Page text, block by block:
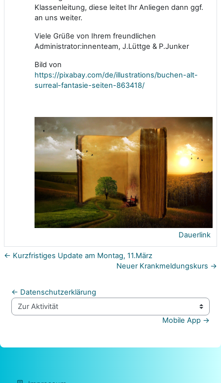
Klassenleitung, diese leitet Ihr Anliegen dann ggf.
an uns weiter.
Viele Grüße von Ihrem freundlichen
Administrator:innenteam, J.Lüttge & P.Junker
Bild von
https://pixabay.com/de/illustrations/buchen-alt-
surreal-fantasie-seiten-863418/
Dauerlink
← Kurzfristiges Update am Montag, 11.März
Neuer Krankmeldungskurs →
← Datenschutzerklärung
Zur Aktivität
Mobile App →